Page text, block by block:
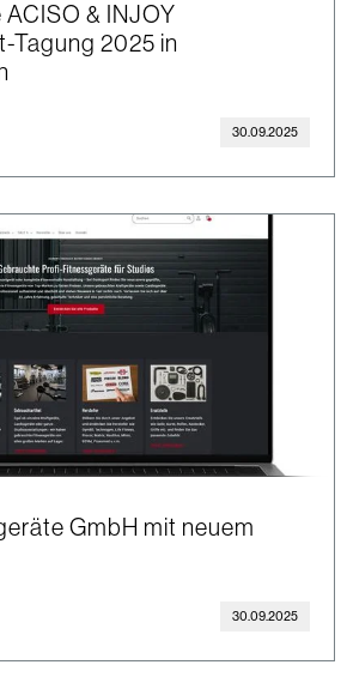
& INJOY
Tagung 2025 in
30.09.2025
GmbH mit neuem
30.09.2025